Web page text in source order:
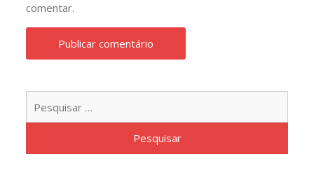
comentar.